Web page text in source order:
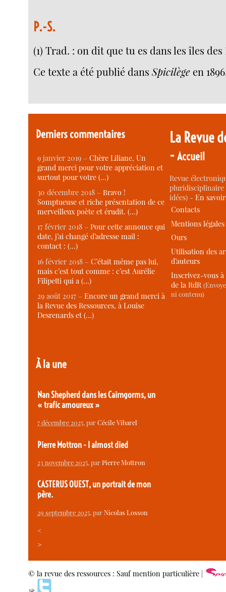
P.-S.
(1) Trad. : on dit que tu es dans les îles
Ce texte a été publié dansSpicilège en
Derniers commentaires
9 janvier 2019 –Chère Liliane, Un
grand merci pour votre appréciation et
surtout pour votre (…)
30 décembre 2018 –Bravo !
Somptueuse et riche présentation de ce
merveilleux poète et érudit. (…)
17 février 2018 –Pour cette annonce qui
date, j’ai changé d’adresse mail :
contact : (…)
16 février 2018 –C’était même pas lui,
mais c’est tout comme : c’est Aurélie
Filipetti qui a (…)
29 août 2017 –Encore un grand merci à
la Revue des Ressources, à Louise
Desrenards et (…)
À la une
Nan Shepherd dans les Cairngorms, un
« trafic amoureux »
7 décembre 2025, parCécile Vibarel
Pierre Mottron - I almost died
23 novembre 2025, parPierre Mottron
CASTERUS OUEST, un portrait de mon
père.
29 septembre 2025, parNicolas Losson
<
>
La Revue
-Accueil
Revue
idées) -En
Contacts
Mentions légales
Ours
Utilisation des
d’auteurs
Inscrivez-vous
de la RdR
ni contenu)
© la revue des ressources : Sauf mention particulière |